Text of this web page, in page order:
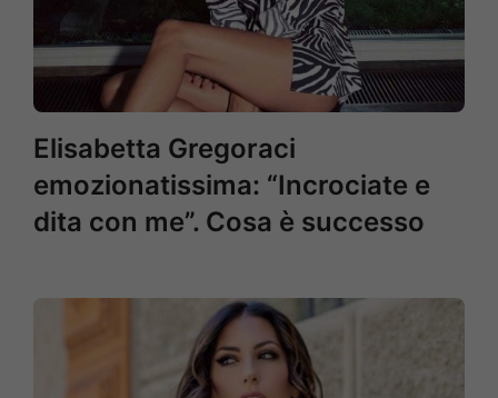
Elisabetta Gregoraci
emozionatissima: “Incrociate e
dita con me”. Cosa è successo